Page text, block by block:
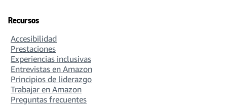
Recursos
Accesibilidad
Prestaciones
Experiencias inclusivas
Entrevistas en Amazon
Principios de liderazgo
Trabajar en Amazon
Preguntas frecuentes